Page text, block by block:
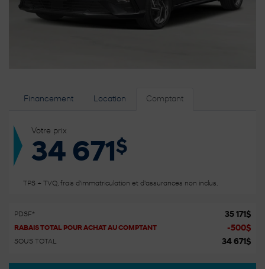
Financement Location Comptant
Votre prix
34 671$
TPS + TVQ, frais d'immatriculation et d'assurances non inclus.
PDSF* 35 171 $
RABAIS TOTAL POUR ACHAT AU COMPTANT -500$
SOUS TOTAL 34 671 $